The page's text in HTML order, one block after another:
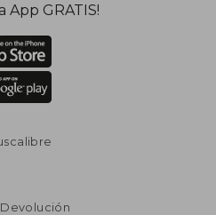
App GRATIS!